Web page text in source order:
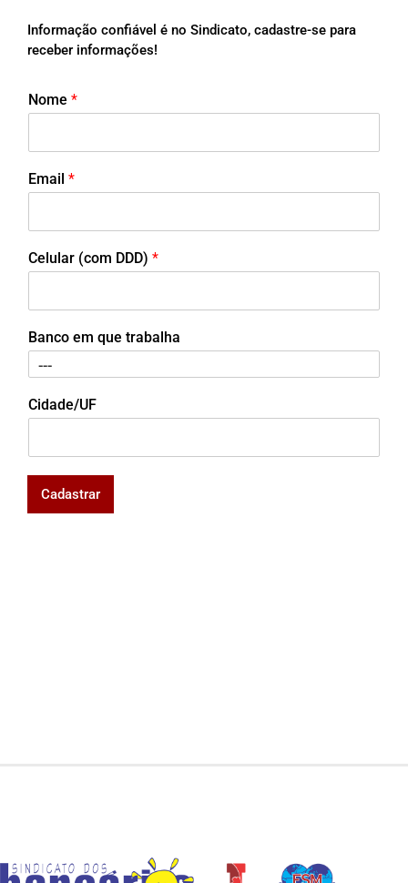
Informação confiável é no Sindicato, cadastre-se para
receber informações!
Nome *
Email *
Celular (com DDD) *
Banco em que trabalha
Cidade/UF
Cadastrar